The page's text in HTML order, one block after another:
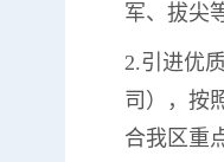
军、拔尖
2.引进优
司），按
合我区重